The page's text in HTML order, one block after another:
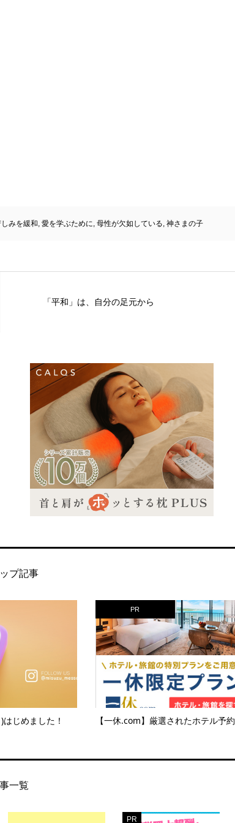
みを緩和 愛を学ぶために 母性が欠如している 神さまの子
「平和」は、自分の足元から
プ記事
じめました！
PR
【一休.com】厳選されたホテル予約
一覧
PR